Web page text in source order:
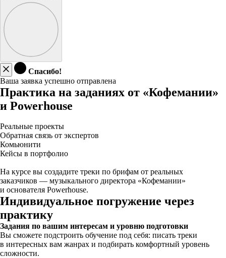
Спасибо!
Ваша заявка успешно отправлена
Практика на заданиях от «Кофемании»
и Powerhouse
Реальные проекты
Обратная связь от экспертов
Комьюнити
Кейсы в портфолио
На курсе вы создадите треки по брифам от реальных
заказчиков — музыкального директора «Кофемании»
и основателя Powerhouse.
Индивидуальное погружение через
практику
Задания по вашим интересам и уровню подготовки
Вы сможете подстроить обучение под себя: писать треки
в интересных вам жанрах и подбирать комфортный уровень
сложности.